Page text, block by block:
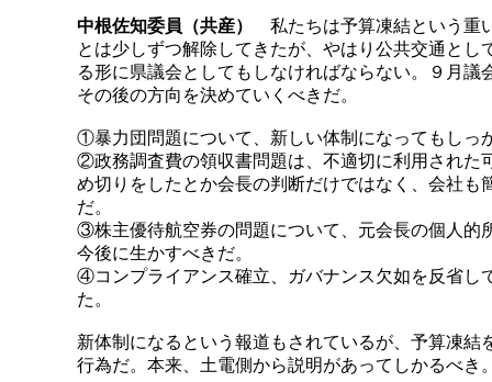
中根佐知委員（共産）
私たちは予算凍結という重
とは少しずつ解除してきたが、やはり公共交通と
る形に県議会としてもしなければならない。９月
その後の方向を決めていくべきだ。
①暴力団問題について、新しい体制になってもしっ
②政務調査費の領収書問題は、不適切に利用された
め切りをしたとか会長の判断だけではなく、会社
だ。
③株主優待航空券の問題について、元会長の個人的
今後に生かすべきだ。
④コンプライアンス確立、ガバナンス欠如を反省し
た。
新体制になるという報道もされているが、予算凍
行為だ。本来、土電側から説明があってしかるべ